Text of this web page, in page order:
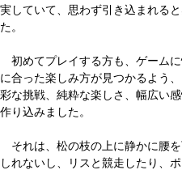
実していて、思わず引き込まれる
た。
初めてプレイする方も、ゲーム
に合った楽しみ方が見つかるよう
彩な挑戦、純粋な楽しさ、幅広い
作り込みました。
それは、松の枝の上に静かに腰
しれないし、リスと競走したり、